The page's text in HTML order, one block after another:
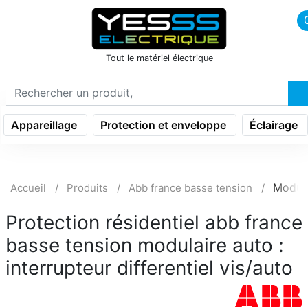
icon menu burger
Tout le matériel électrique
Appareillage Protection et enveloppe Éclairage
Accueil Produits Abb france basse tension
Protection résidentiel abb france
basse tension modulaire auto :
interrupteur differentiel vis/auto